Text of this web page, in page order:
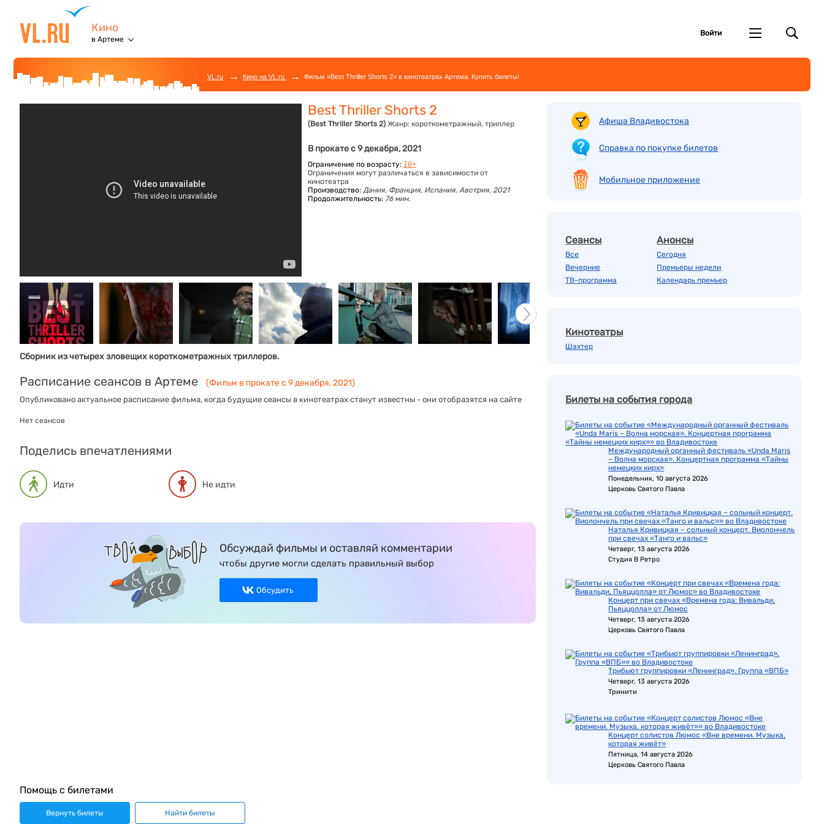
Кино
в Артеме
Войти
VL.ru → Кино на VL.ru → Фильм «Best Thriller Shorts 2» в кинотеатрах Артема. Купить билеты!
Best Thriller Shorts 2
(Best Thriller Shorts 2) Жанр: короткометражный, триллер
В прокате с 9 декабря, 2021
Ограничение по возрасту: 16+
Ограничения могут различаться в зависимости от
кинотеатра
Производство: Дания, Франция, Испания, Австрия, 2021
Продолжительность: 76 мин.
Сборник из четырех зловещих короткометражных триллеров.
Расписание сеансов в Артеме (Фильм в прокате с 9 декабря, 2021)
Опубликовано актуальное расписание фильма, когда будущие сеансы в кинотеатрах станут известны - они отобразятся на сайте
Нет сеансов
Поделись впечатлениями
Идти Не идти
Обсуждай фильмы и оставляй комментарии
чтобы другие могли сделать правильный выбор
Обсудить
Афиша Владивостока
Справка по покупке билетов
Мобильное приложение
Сеансы
Все
Вечерние
ТВ-программа
Анонсы
Сегодня
Премьеры недели
Календарь премьер
Кинотеатры
Шахтер
Билеты на события города
Международный органный фестиваль «Unda Maris
– Волна морская». Концертная программа «Тайны
немецких кирх»
Понедельник, 10 августа 2026
Церковь Святого Павла
Наталья Кривицкая – сольный концерт. Виолончель
при свечах «Танго и вальс»
Четверг, 13 августа 2026
Студия В Ретро
Концерт при свечах «Времена года: Вивальди,
Пьяццолла» от Люмос
Четверг, 13 августа 2026
Церковь Святого Павла
Трибьют группировки «Ленинград». Группа «ВПБ»
Четверг, 13 августа 2026
Тринити
Концерт солистов Люмос «Вне времени. Музыка,
которая живёт»
Пятница, 14 августа 2026
Церковь Святого Павла
Помощь с билетами
Вернуть билеты Найти билеты